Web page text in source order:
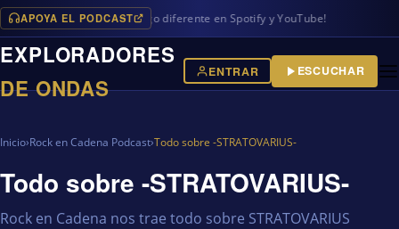
APOYA EL PODCAST
además de algo diferente en Spotify y YouTube!
EXPLORADORES
DE ONDAS
ENTRAR ESCUCHAR
Inicio›Rock en Cadena Podcast›Todo sobre -STRATOVARIUS-
Todo sobre -STRATOVARIUS-
Rock en Cadena nos trae todo sobre STRATOVARIUS